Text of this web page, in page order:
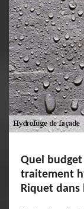
Quel
traitement
Riquet dans